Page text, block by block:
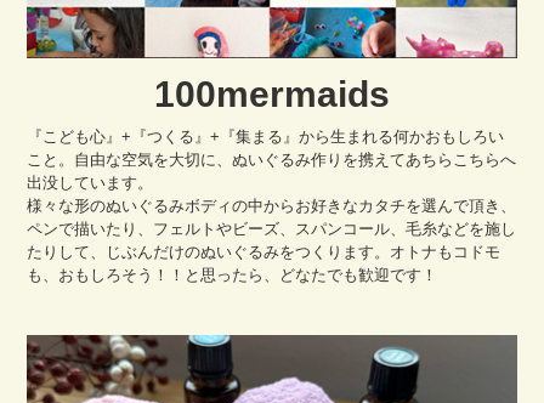
100mermaids
『こども心』+『つくる』+『集まる』から生まれる何かおもしろい
こと。自由な空気を大切に、ぬいぐるみ作りを携えてあちらこちらへ
出没しています。
様々な形のぬいぐるみボディの中からお好きなカタチを選んで頂き、
ペンで描いたり、フェルトやビーズ、スパンコール、毛糸などを施し
たりして、じぶんだけのぬいぐるみをつくります。オトナもコドモ
も、おもしろそう！！と思ったら、どなたでも歓迎です！